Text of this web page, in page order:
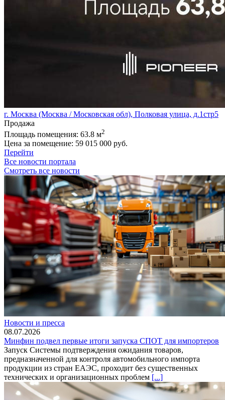
г. Москва (Москва / Московская обл), Полковая улица, д.1стр5
Продажа
Площадь помещения: 63.8 м2
Цена за помещение: 59 015 000 руб.
Перейти
Все новости портала
Смотреть все новости
Новости и пресса
08.07.2026
Минфин подвел первые итоги запуска СПОТ для импортеров
Запуск Системы подтверждения ожидания товаров,
предназначенной для контроля автомобильного импорта
продукции из стран ЕАЭС, проходит без существенных
технических и организационных проблем [...]